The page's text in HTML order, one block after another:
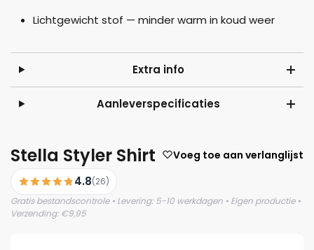
Lichtgewicht stof — minder warm in koud weer
Extra info
Aanleverspecificaties
Stella Styler Shirt Voeg toe aan verlanglijst
4.8(26)
Gratis bestandscontrole • Levering: 5-10 werkdagen • Eigen productie •
Verzending: €9,95